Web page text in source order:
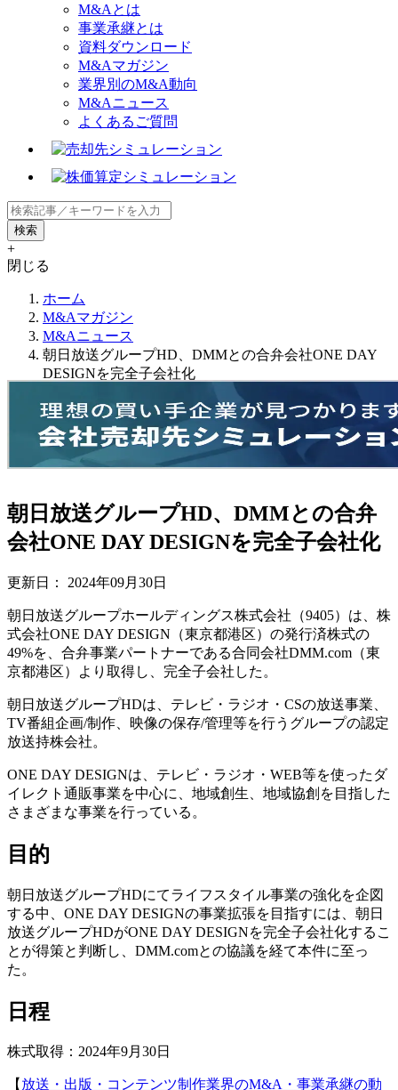
M&Aとは
事業承継とは
資料ダウンロード
M&Aマガジン
業界別のM&A動向
M&Aニュース
よくあるご質問
+
閉じる
ホーム
M&Aマガジン
M&Aニュース
朝日放送グループHD、DMMとの合弁会社ONE DAY
DESIGNを完全子会社化
朝日放送グループHD、DMMとの合弁
会社ONE DAY DESIGNを完全子会社化
更新日： 2024年09月30日
朝日放送グループホールディングス株式会社（9405）は、株
式会社ONE DAY DESIGN（東京都港区）の発行済株式の
49%を、合弁事業パートナーである合同会社DMM.com（東
京都港区）より取得し、完全子会社した。
朝日放送グループHDは、テレビ・ラジオ・CSの放送事業、
TV番組企画/制作、映像の保存/管理等を行うグループの認定
放送持株会社。
ONE DAY DESIGNは、テレビ・ラジオ・WEB等を使ったダ
イレクト通販事業を中心に、地域創生、地域協創を目指した
さまざまな事業を行っている。
目的
朝日放送グループHDにてライフスタイル事業の強化を企図
する中、ONE DAY DESIGNの事業拡張を目指すには、朝日
放送グループHDがONE DAY DESIGNを完全子会社化するこ
とが得策と判断し、DMM.comとの協議を経て本件に至っ
た。
日程
株式取得：2024年9月30日
【 放送・出版・コンテンツ制作業界のM&A・事業承継の動